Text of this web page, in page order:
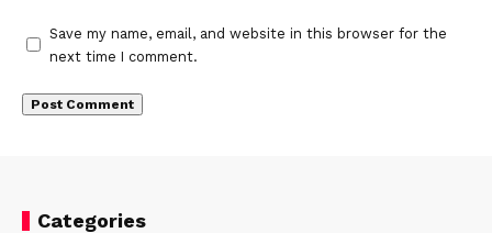
Save my name, email, and website in this browser for the
next time I comment.
Categories